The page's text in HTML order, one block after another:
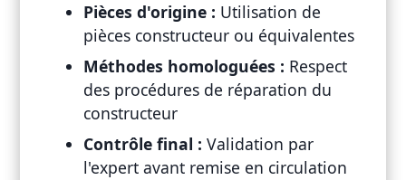
Pièces d'origine : Utilisation de
pièces constructeur ou équivalentes
Méthodes homologuées : Respect
des procédures de réparation du
constructeur
Contrôle final : Validation par
l'expert avant remise en circulation